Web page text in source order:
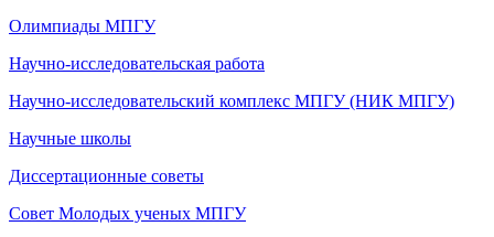
Олимпиады МПГУ
Научно-исследовательская работа
Научно-исследовательский комплекс МПГУ (НИК МПГУ)
Научные школы
Диссертационные советы
Совет Молодых ученых МПГУ